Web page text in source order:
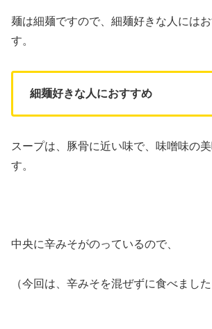
麺は細麺ですので、細麺好きな人には
す。
細麺好きな人におすすめ
スープは、豚骨に近い味で、味噌味の
す。
中央に辛みそがのっているので、
（今回は、辛みそを混ぜずに食べました